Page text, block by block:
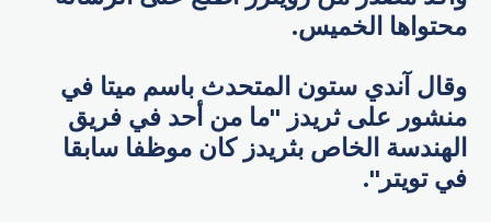
محتواها الخميس.
وقال آندي ستون المتحدث باسم ميتا في
منشور على ثريدز "ما من أحد في فريق
الهندسة الخاص بثريدز كان موظفا سابقا
في تويتر".